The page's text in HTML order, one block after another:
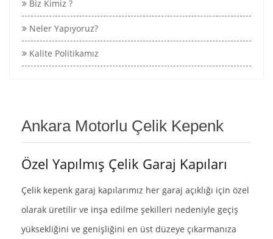
Biz Kimiz ?
Neler Yapıyoruz?
Kalite Politikamız
Ankara Motorlu Çelik Kepenk
Özel Yapılmış Çelik Garaj Kapıları
Çelik kepenk garaj kapılarımız her garaj açıklığı için özel
olarak üretilir ve inşa edilme şekilleri nedeniyle geçiş
yüksekliğini ve genişliğini en üst düzeye çıkarmanıza